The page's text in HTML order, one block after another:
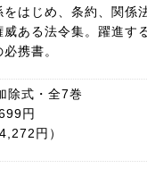
をはじめ、条約、関係
威ある法令集。躍進す
携書。
除式・全7巻
円
円）